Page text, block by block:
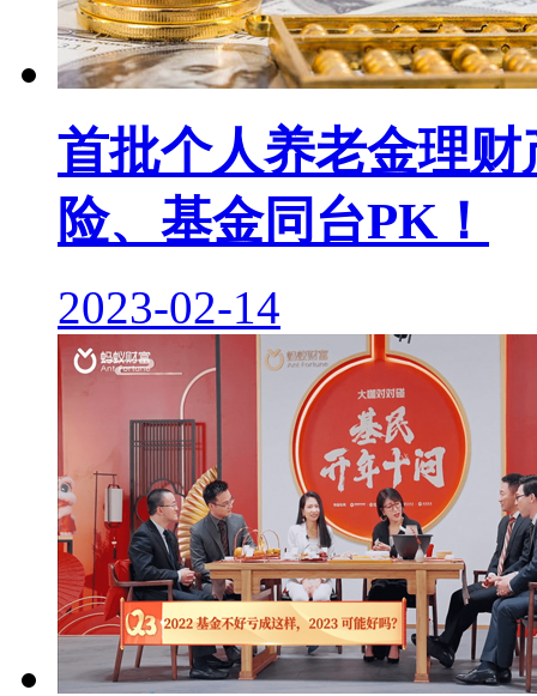
首批个人养老金理
险、基金同台PK！
2023-02-14